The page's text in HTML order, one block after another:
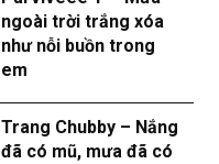
ngoài trời trắng xóa
như nỗi buồn trong
em
Trang Chubby – Nắng
đã có mũ, mưa đã có